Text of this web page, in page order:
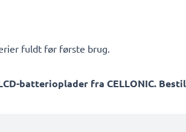
fuldt før første brug.
batterioplader fra CELLONIC.